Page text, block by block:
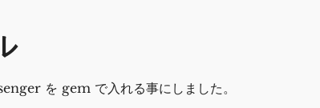
を gem で入れる事にしました。